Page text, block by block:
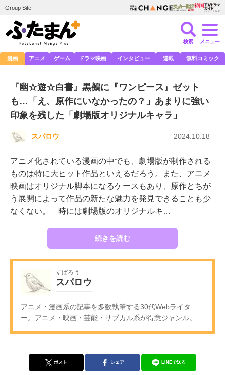
Group Site
検索 メニュー
漫画 アニメ ゲーム ドラマ映画 インタビュー 連載 無料コミック
『幽☆遊☆白書』黒鵺に『ワンピース』ゼット
も…「え、原作にいなかったの？」あまりに強い
印象を残した「劇場版オリジナルキャラ」
スパロウ 2024.10.18
アニメ化されている漫画の中でも、劇場版が制作される
ものは特に大ヒット作品といえるだろう。また、アニメ
映画はオリジナル脚本になるケースもあり、原作とちが
う展開によって作品の新たな魅力を発見できることも少
なくない。 時には劇場版のオリジナルキ…
続きを読む
すぱろう
スパロウ
アニメ・漫画系の記事を多数執筆する30代Webライタ
ー。アニメ・映画・芸能・サブカル系が得意ジャンル。
ポスト シェア LINEで送る